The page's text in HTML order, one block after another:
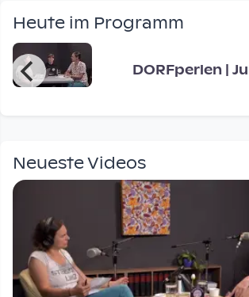
Heute im Programm
DORFperlen |
Neueste Videos